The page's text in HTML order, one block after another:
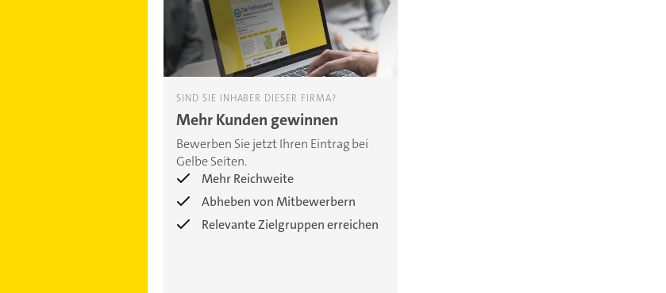
SIND SIE INHABER DIESER FIRMA?
Mehr Kunden gewinnen
Bewerben Sie jetzt Ihren Eintrag bei
Gelbe Seiten.
Mehr Reichweite
Abheben von Mitbewerbern
Relevante Zielgruppen erreichen